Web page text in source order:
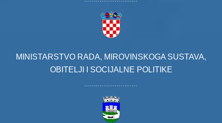
MINISTARSTVO RADA, MIROVINSKOGA SUSTAVA,
OBITELJI I SOCIJALNE POLITIKE